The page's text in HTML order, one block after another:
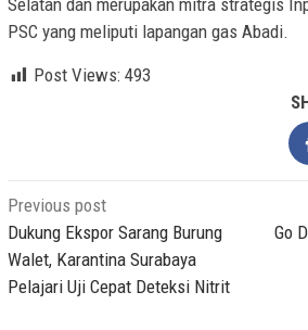
Selatan dan merupakan mitra strategis
PSC yang meliputi lapangan gas Abadi.
Post Views: 493
Post
navigation
Previous post
Dukung Ekspor Sarang Burung
Walet, Karantina Surabaya
Pelajari Uji Cepat Deteksi Nitrit
Go